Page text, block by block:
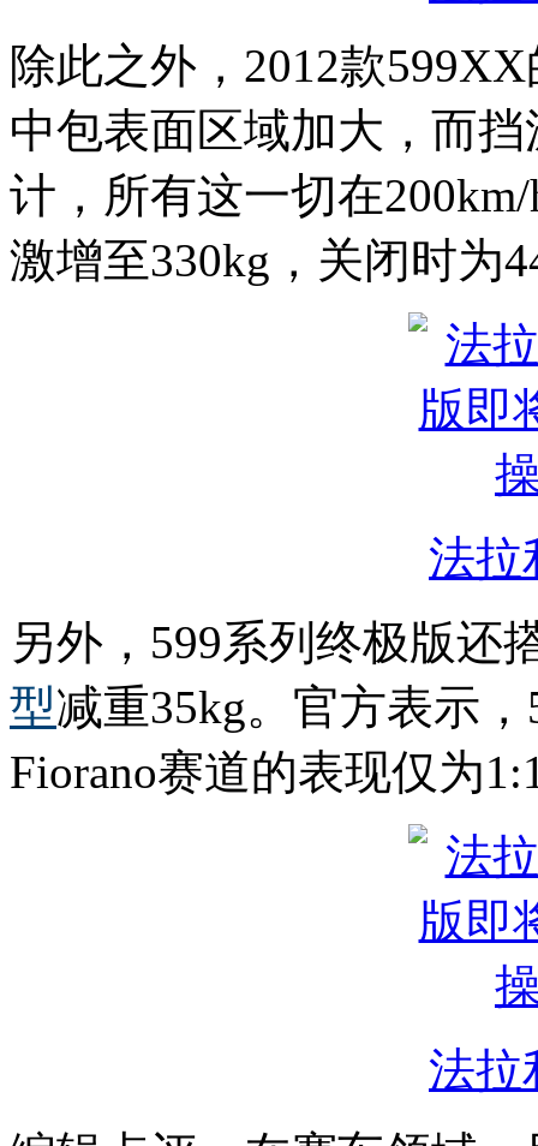
除此之外，2012款
中包表面区域加大，而
计，所有这一切在
激增至330kg，关闭时为
法拉
另外，599系列终极版还
型减重35kg。官方表示
Fiorano赛道的表现仅为
法拉